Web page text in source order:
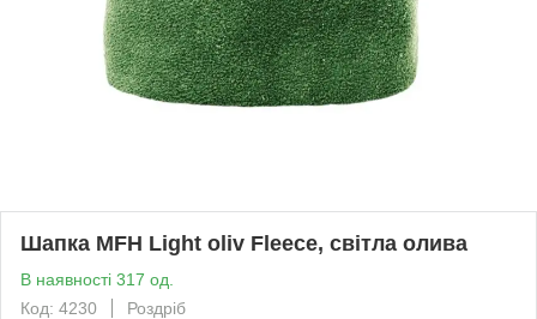
Шапка MFH Light oliv Fleece, світла олива
В наявності 317 од.
Код: 4230
Роздріб